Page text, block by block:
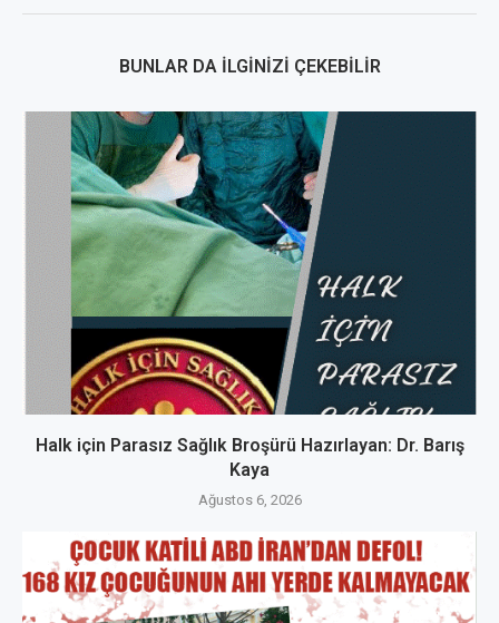
BUNLAR DA İLGINIZI ÇEKEBILIR
Halk için Parasız Sağlık Broşürü Hazırlayan: Dr. Barış
Kaya
Ağustos 6, 2026